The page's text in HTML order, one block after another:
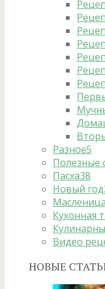
Разное5
Полезные
Пасха38
Новый год
Масленица
Кухонная
Видео
НОВЫЕ